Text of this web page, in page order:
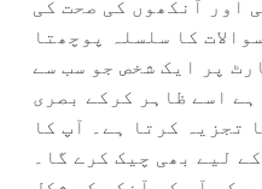
اور آنکھوں کی صحت کی
کا سلسلہ پوچھتا
پر ایک شخص جو سب سے
اسے ظاہر کرکے بصری
تجزیہ کرتا ہے۔ آپ کا
لیے بھی چیک کرے گا۔